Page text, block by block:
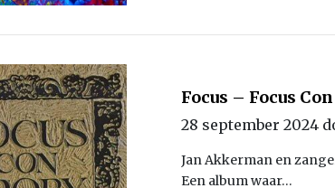
Focus – Focus
28 september 2024
Jan Akkerman en
Een album waar…